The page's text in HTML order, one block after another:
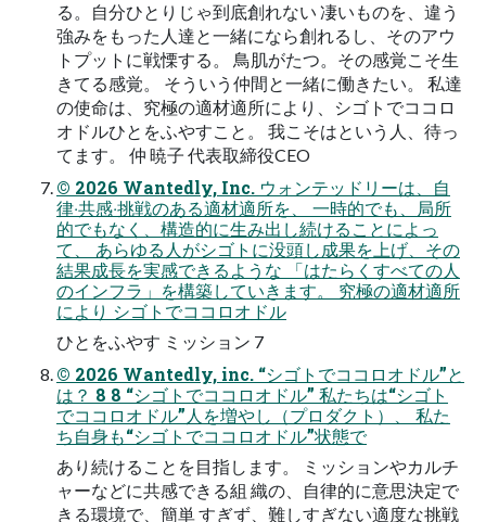
る。⾃分ひとりじゃ到底創れない 凄いものを、違う
強みをもった⼈達と⼀緒になら創れるし、そのアウ
トプットに戦慄する。 ⿃肌がたつ。その感覚こそ⽣
きてる感覚。 そういう仲間と⼀緒に働きたい。 私達
の使命は、究極の適材適所により、シゴトでココロ
オドルひとをふやすこと。 我こそはという⼈、待っ
てます。 仲 暁⼦ 代表取締役CEO
© 2026 Wantedly, Inc. ウォンテッドリーは、⾃
律‧共感‧挑戦のある適材適所を、 ⼀時的でも、局所
的でもなく、構造的に⽣み出し続けることによっ
て、 あらゆる⼈がシゴトに没頭し成果を上げ、その
結果成⻑を実感できるような 「はたらくすべての⼈
のインフラ」を構築していきます。 究極の適材適所
により シゴトでココロオドル
ひとをふやす ミッション 7
© 2026 Wantedly, inc. “シゴトでココロオドル”と
は？ 8 8 “シゴトでココロオドル” 私たちは“シゴト
でココロオドル”⼈を増やし（プロダクト）、 私た
ち⾃⾝も“シゴトでココロオドル”状態で
あり続けることを⽬指します。 ミッションやカルチ
ャーなどに共感できる組 織の、⾃律的に意思決定で
きる環境で、簡単 すぎず、難しすぎない適度な挑戦